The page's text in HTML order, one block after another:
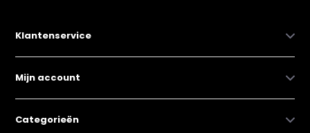
Klantenservice
Mijn account
Categorieën